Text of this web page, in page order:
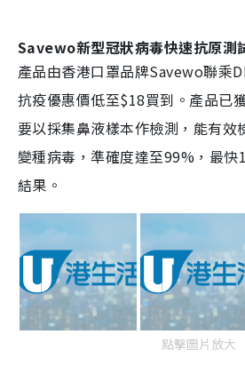
Savewo新型冠狀病毒快速抗原測
產品由香港口罩品牌Savewo聯乘
抗疫優惠價低至$18買到。產品已
要以採集鼻液樣本作檢測，能有
變種病毒，準確度達至99%，最快
結果。
點擊圖片放大